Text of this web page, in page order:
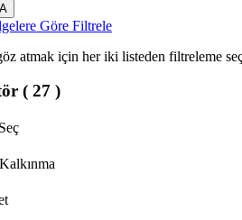
Göre Filtrele
atmak için her iki listeden filtreleme
( 27 )